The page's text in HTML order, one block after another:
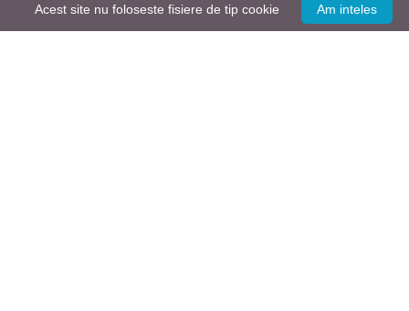
Am inteles
Acest site nu foloseste fisiere de tip cookie